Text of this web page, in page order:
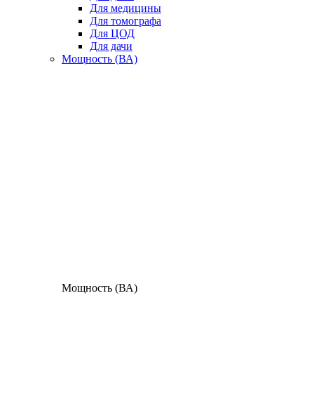
Для медицины
Для томографа
Для ЦОД
Для дачи
Мощность (ВА)
Мощность (ВА)